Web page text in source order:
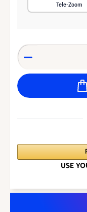
Tele-Zoom